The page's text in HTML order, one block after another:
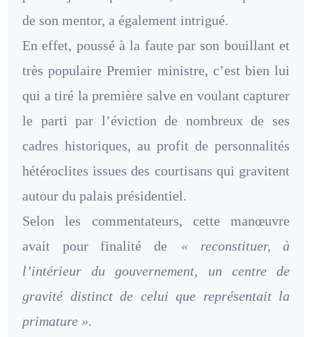
de son mentor, a également intrigué.
En effet, poussé à la faute par son bouillant et
très populaire Premier ministre, c’est bien lui
qui a tiré la première salve en voulant capturer
le parti par l’éviction de nombreux de ses
cadres historiques, au profit de personnalités
hétéroclites issues des courtisans qui gravitent
autour du palais présidentiel.
Selon les commentateurs, cette manœuvre
avait pour finalité de
« reconstituer, à
l’intérieur du gouvernement, un centre de
gravité distinct de celui que représentait la
primature ».